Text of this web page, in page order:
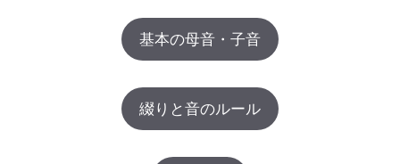
基本の母音・子音
綴りと音のルール